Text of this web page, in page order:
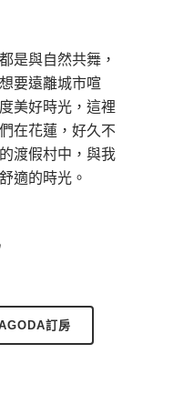
是與自然共舞，
要遠離城市喧
美好時光，這裡
在花蓮，好久不
渡假村中，與我
適的時光。
訂房